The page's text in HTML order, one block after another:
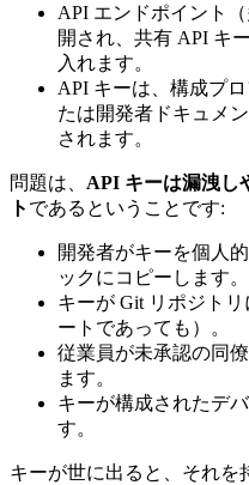
API エンドポイント
開され、共有 API キ
入れます。
API キーは、構成プ
たは開発者ドキュメ
されます。
問題は、 API キーは漏洩し
ト であるということです:
開発者がキーを個人
ックにコピーします。
キーが Git リポジト
ートであっても）。
従業員が未承認の同
ます。
キーが構成されたデ
す。
キーが世に出ると、それを